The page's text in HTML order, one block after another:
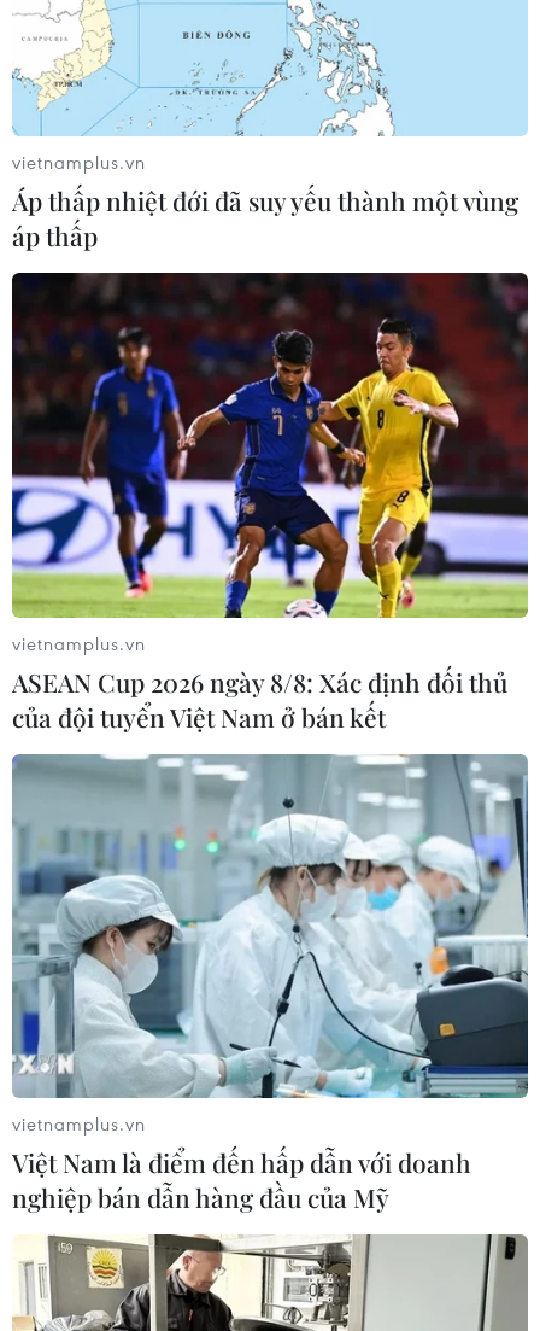
Người dân Brazil phản đối quyết
định miễn nhiệm Bộ trưởng Y tế
17/04/2020 03:27
Bộ trưởng Y tế Luiz Henrique Mandetta được người dân
tín nhiệm do rất quyết liệt trong việc phòng chống dịch,
song chính sách của ông lại đi ngược với quan điểm
của Tổng thống Jair Bolsonaro.
Tổng thống Brazil tham gia biểu
tình phản đối yêu cầu ở nhà chống dịch
22/04/2020 09:28
Phát biểu trước đám đông từ phía sau của một chiếc xe
bán tải, ông Jair Bolsonaro tuyên bố đã tham gia vì tin
tưởng người biểu tình và "tin tưởng đất nước Brazil."
vietnamplus.vn
Áp thấp nhiệt đới đã suy yếu thành một vùng
áp thấp
vietnamplus.vn
ASEAN Cup 2026 ngày 8/8: Xác định đối thủ
của đội tuyển Việt Nam ở bán kết
vietnamplus.vn
Việt Nam là điểm đến hấp dẫn với doanh
nghiệp bán dẫn hàng đầu của Mỹ